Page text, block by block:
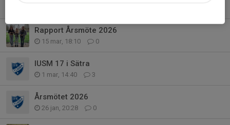
Rapport Årsmöte 2026
15 mar, 18:10 0
IUSM 17 i Sätra
1 mar, 14:40 3
Årsmötet 2026
26 jan, 20:28 0